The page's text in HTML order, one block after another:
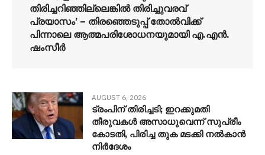
തിരിച്ചറിഞ്ഞില്ലെങ്കിൽ തിരിച്ചുവരവ്
പ്രയാസം’ – തിരഞ്ഞെടുപ്പ് തോൽവിക്ക്
പിന്നാലെ ആത്മപരിശോധനയുമായി എ.എൻ.
ഷംസീർ
AUGUST 6, 2026
ട്രംപിന് തിരിച്ചടി; ഇറക്കുമതി
തീരുവകൾ അസാധുവെന്ന് സുപ്രീം
കോടതി, പിരിച്ച തുക മടക്കി നൽകാൻ
നിർദേശം